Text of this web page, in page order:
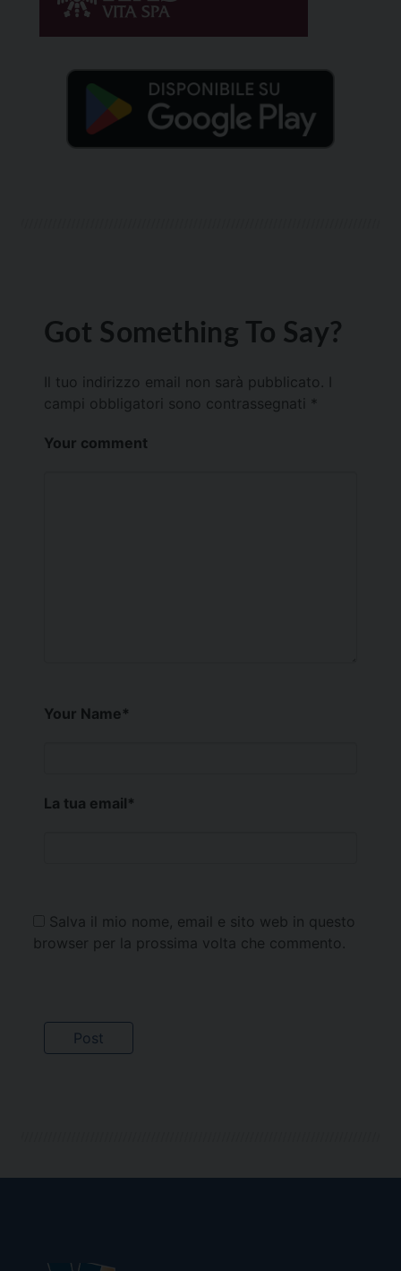
Got Something To Say?
Il tuo indirizzo email non sarà pubblicato.
campi obbligatori sono contrassegnati *
Your comment
Your Name*
La tua email*
Salva il mio nome, email e sito web in questo
browser per la prossima volta che commento.